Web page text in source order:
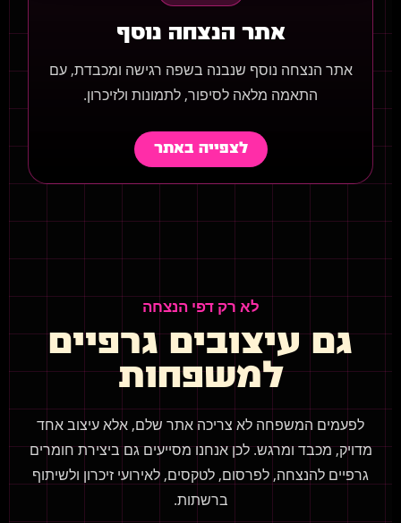
אתר הנצחה נוסף
אתר הנצחה נוסף שנבנה בשפה רגישה ומכבדת, עם
התאמה מלאה לסיפור, לתמונות ולזיכרון.
לצפייה באתר
לא רק דפי הנצחה
גם עיצובים גרפיים
למשפחות
לפעמים המשפחה לא צריכה אתר שלם, אלא עיצוב אחד
מדויק, מכבד ומרגש. לכן אנחנו מסייעים גם ביצירת חומרים
גרפיים להנצחה, לפרסום, לטקסים, לאירועי זיכרון ולשיתוף
ברשתות.